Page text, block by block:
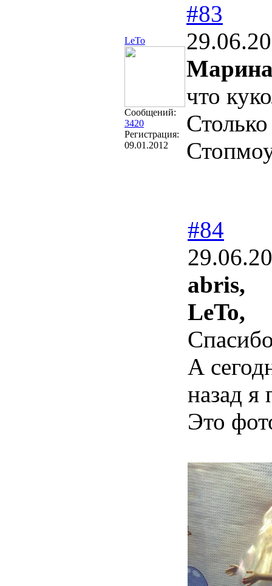
LeTo
Сообщений:
3420
Регистрация:
09.01.2012
#83
что
#84
abris,
LeTo,
А
назад я
Это